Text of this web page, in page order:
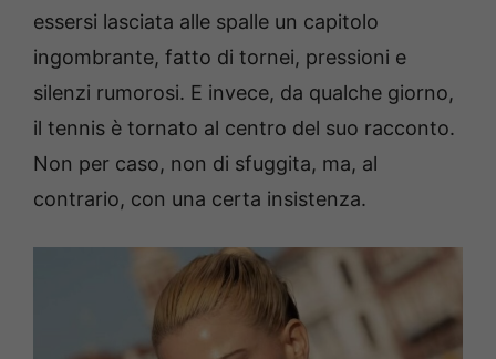
essersi lasciata alle spalle un capitolo
ingombrante, fatto di tornei, pressioni e
silenzi rumorosi. E invece, da qualche giorno,
il tennis è tornato al centro del suo racconto.
Non per caso, non di sfuggita, ma, al
contrario, con una certa insistenza.